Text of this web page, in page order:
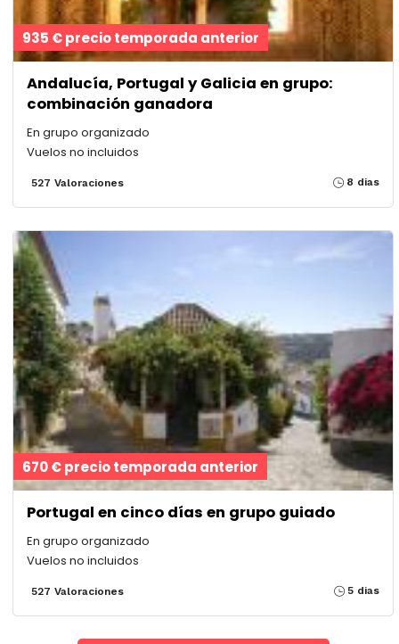
935 € precio temporada anterior
Andalucía, Portugal y Galicia en grupo:
combinación ganadora
En grupo organizado
Vuelos no incluidos
527 Valoraciones 8 dias
670 € precio temporada anterior
Portugal en cinco días en grupo guiado
En grupo organizado
Vuelos no incluidos
527 Valoraciones 5 dias